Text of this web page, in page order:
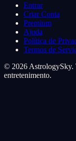
Entrar
Criar Conta
Premium
Ajuda
Política de
Termos de
© 2026 AstrologySky.
entretenimento.